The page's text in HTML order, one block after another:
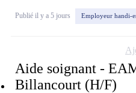
Publié il y a 5 jours Employeur handi-
Aide soignant -
Billancourt (H/F)